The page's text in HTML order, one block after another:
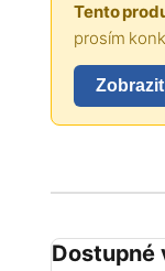
Tento
prosím
Dostupné